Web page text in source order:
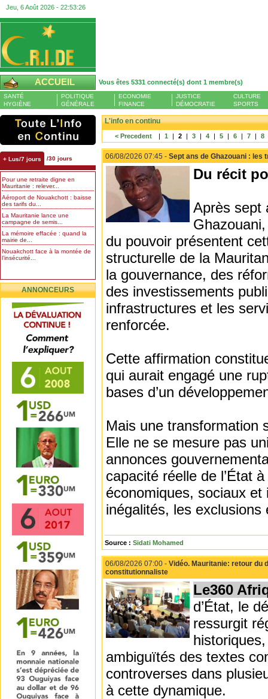
Jeu, 6 Août 2026 - 22:53:26
ACCUEIL Vous êtes 5331 connecté(s) dont 1 membre(s)
SANTÉ
HYGIÈNE
POLITIQUE
GÉNÉRALE
ECONOMIE
FINANCE
JUSTICE
DÉMOCRATIE
CULTURE
SPORTS
+ Lus/7 jours /30 jours
Pour une retraite digne en
Mauritanie : relever...
Aéroport de Nouakchott : baisse
des tarifs du...
La Mauritanie lance une
campagne de semis...
La mémoire effacée : quand la
mairie de...
Nouakchott face à la montée de
l’insécurité...
ANNONCEURS
L'info en continu
< Precedent | 1 | 2 | 3 | 4 | 5 | 6 | 7 | 8
06/08/2026 07:45 - Sept ans de Ghazouani :
Du récit
Après sept
du pouvoir présentent
structurelle de la
la gouvernance, des
des investissements
infrastructures et les
renforcée.
Cette affirmation
qui aurait engagé une
bases d’un
Mais une transformation
Elle ne se mesure pas
annonces
capacité réelle de l’État
économiques, sociaux
inégalités, les
Source : Sidati Mohamed
06/08/2026 07:00 - Vidéo. Mauritanie: retour du
constitutionnaliste
Le360
d’État, le
ressurgit
ambiguïtés des textes
controverses dans
à cette dynamique.